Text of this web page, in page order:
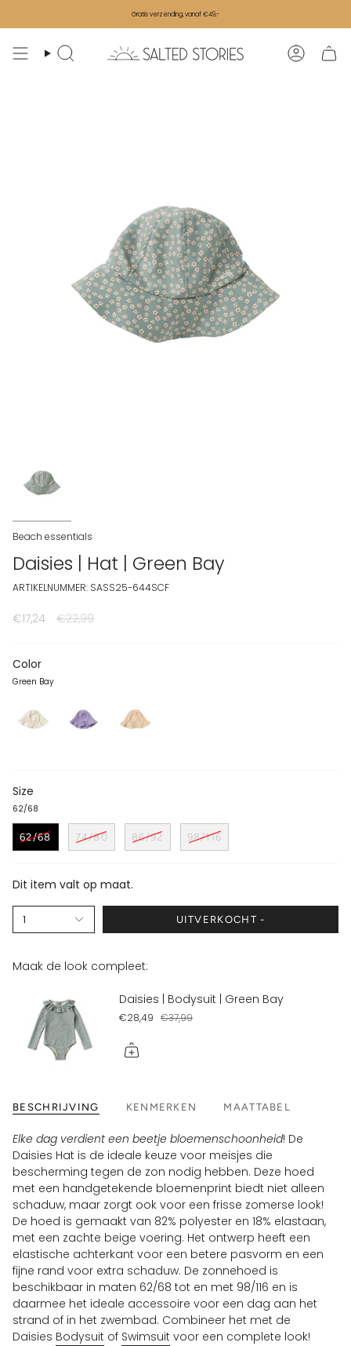
Gratis verzending, vanaf €49,-
Zoeken Account
Beach essentials
Daisies | Hat | Green Bay
ARTIKELNUMMER: SASS25-644SCF
€17,24 Normale prijs
€22,99
Color
Green Bay
Size
62/68
62/68 74/80 86/92 98/116
Dit item valt op maat.
1 UITVERKOCHT -
Maak de look compleet:
Daisies | Bodysuit | Green Bay
€28,49 €37,99
BESCHRIJVING KENMERKEN MAATTABEL
Elke dag verdient een beetje bloemenschoonheid! De
Daisies Hat is de ideale keuze voor meisjes die
bescherming tegen de zon nodig hebben. Deze hoed
met een handgetekende bloemenprint biedt niet alleen
schaduw, maar zorgt ook voor een frisse zomerse look!
De hoed is gemaakt van 82% polyester en 18% elastaan,
met een zachte beige voering. Het ontwerp heeft een
elastische achterkant voor een betere pasvorm en een
fijne rand voor extra schaduw. De zonnehoed is
beschikbaar in maten 62/68 tot en met 98/116 en is
daarmee het ideale accessoire voor een dag aan het
strand of in het zwembad. Combineer het met de
Daisies Bodysuit of Swimsuit voor een complete look!